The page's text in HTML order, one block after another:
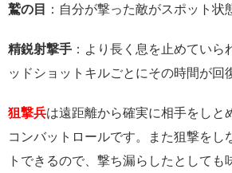
鷲の目 ：自分が撃った敵がスポット状
精鋭射撃手 ：より長く息を止めていら
ッドショットキルごとにその時間が回
狙撃兵は遠距離から確実に相手をしと
コンバットロールです。また狙撃をし
トできるので、撃ち漏らしたとしても